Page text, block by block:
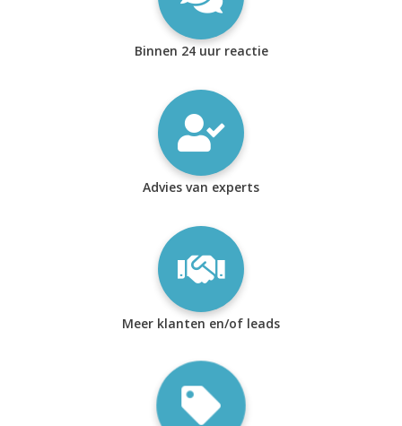
Binnen 24 uur reactie
Advies van experts
Meer klanten en/of leads